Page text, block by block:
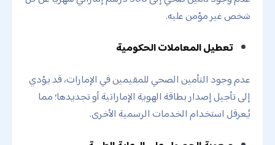
شخص غير مؤمن عليه.
تعطيل المعاملات الحكومية
عدم وجود التأمين الصحي للمقيمين في الإمارات، قد يؤدي
إلى تأجيل إصدار بطاقة الهوية الإماراتية أو تجديدها؛ مما
يُعرقل استخدام الخدمات الرسمية الأخرى.